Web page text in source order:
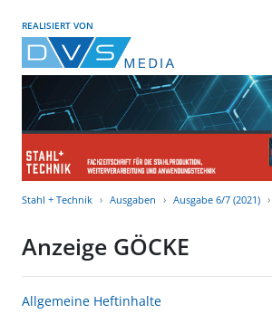
REALISIERT VON
Stahl + Technik Ausgaben Ausgabe 6/7 (2021)
Anzeige GÖCKE
Allgemeine Heftinhalte